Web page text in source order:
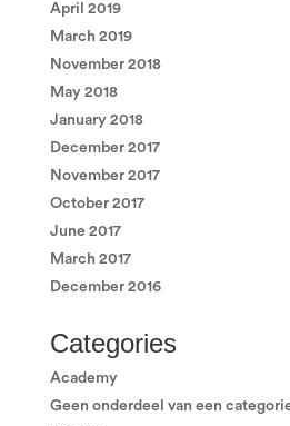
April 2019
March 2019
November 2018
May 2018
January 2018
December 2017
November 2017
October 2017
June 2017
March 2017
December 2016
Categories
Academy
Geen onderdeel van een